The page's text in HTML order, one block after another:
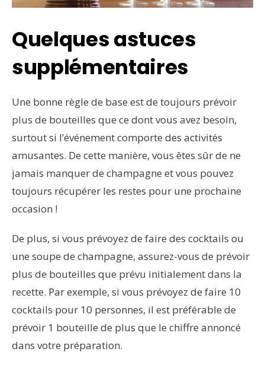
Quelques astuces
supplémentaires
Une bonne règle de base est de toujours prévoir
plus de bouteilles que ce dont vous avez besoin,
surtout si l’événement comporte des activités
amusantes. De cette manière, vous êtes sûr de ne
jamais manquer de champagne et vous pouvez
toujours récupérer les restes pour une prochaine
occasion !
De plus, si vous prévoyez de faire des cocktails ou
une soupe de champagne, assurez-vous de prévoir
plus de bouteilles que prévu initialement dans la
recette. Par exemple, si vous prévoyez de faire 10
cocktails pour 10 personnes, il est préférable de
prévoir 1 bouteille de plus que le chiffre annoncé
dans votre préparation.